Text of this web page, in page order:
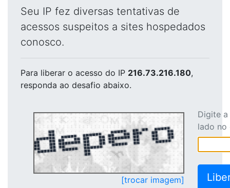
Seu IP fez diversas tentativas de
acessos suspeitos a sites hospedados
conosco.
Para liberar o acesso do IP 216.73.216.180,
responda ao desafio abaixo.
[trocar imagem]
Digite
lado no